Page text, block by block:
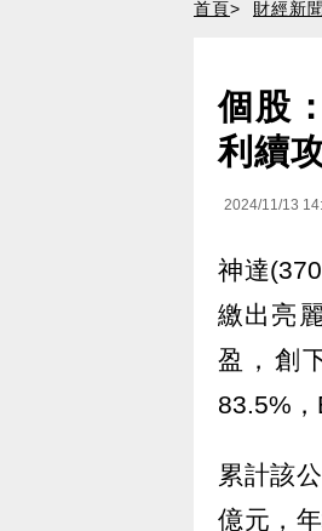
首頁> 財經新聞
個股
利續
2024/11/13
神達
繳出亮
盈，創
83.5%，
累計該
億元，